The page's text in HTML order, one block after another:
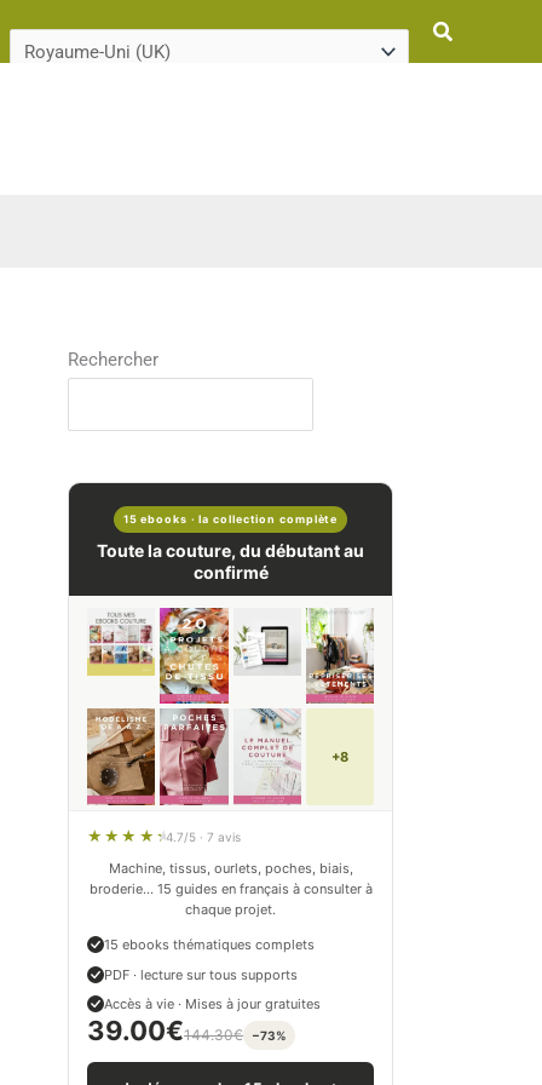
Rechercher
Rechercher
15 ebooks · la collection complète
Toute la couture, du débutant au
confirmé
+8
4.7/5 · 7 avis
Machine, tissus, ourlets, poches, biais,
broderie… 15 guides en français à consulter à
chaque projet.
15 ebooks thématiques complets
PDF · lecture sur tous supports
Accès à vie · Mises à jour gratuites
39.00€144.30€ −73%